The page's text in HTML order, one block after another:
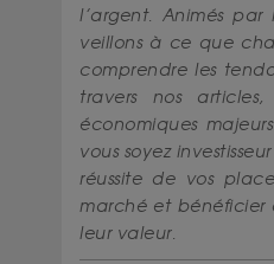
l’argent. Animés
veillons à ce que
comprendre les
travers nos
économiques
vous soyez
réussite de vos
marché et bénéficier
leur valeur.